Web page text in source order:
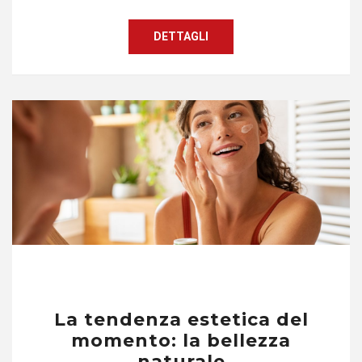
DETTAGLI
La tendenza estetica del
momento: la bellezza